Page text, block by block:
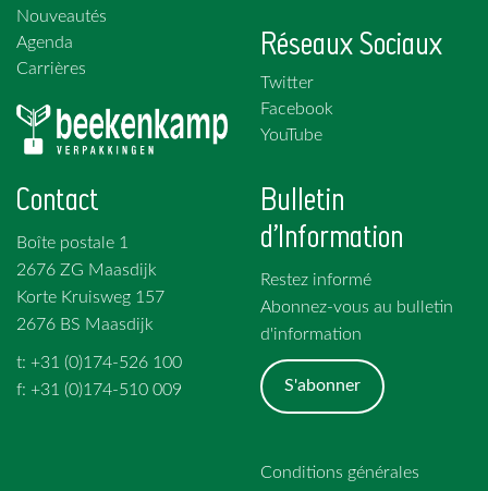
Nouveautés
Agenda
Carrières
Réseaux Sociaux
Twitter
Facebook
YouTube
Contact
Boîte postale 1
2676 ZG Maasdijk
Korte Kruisweg 157
2676 BS Maasdijk
t: +31 (0)174-526 100
f: +31 (0)174-510 009
Bulletin
d'Information
Restez informé
Abonnez-vous au bulletin
d'information
S'abonner
Conditions générales